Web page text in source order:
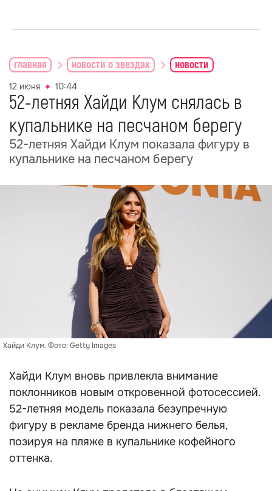
главная новости о звездах новости
12 июня 10:44
52-летняя Хайди Клум снялась в
купальнике на песчаном берегу
52-летняя Хайди Клум показала фигуру в
купальнике на песчаном берегу
Хайди Клум. Фото: Getty Images
Хайди Клум вновь привлекла внимание
поклонников новым откровенной фотосессией.
52-летняя модель показала безупречную
фигуру в рекламе бренда нижнего белья,
позируя на пляже в купальнике кофейного
оттенка.